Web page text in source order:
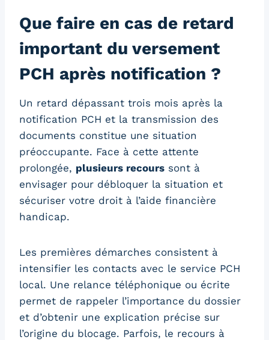
Que faire en cas de retard
important du versement
PCH après notification ?
Un retard dépassant trois mois après la
notification PCH et la transmission des
documents constitue une situation
préoccupante. Face à cette attente
prolongée, plusieurs recours sont à
envisager pour débloquer la situation et
sécuriser votre droit à l’aide financière
handicap.
Les premières démarches consistent à
intensifier les contacts avec le service PCH
local. Une relance téléphonique ou écrite
permet de rappeler l’importance du dossier
et d’obtenir une explication précise sur
l’origine du blocage. Parfois, le recours à